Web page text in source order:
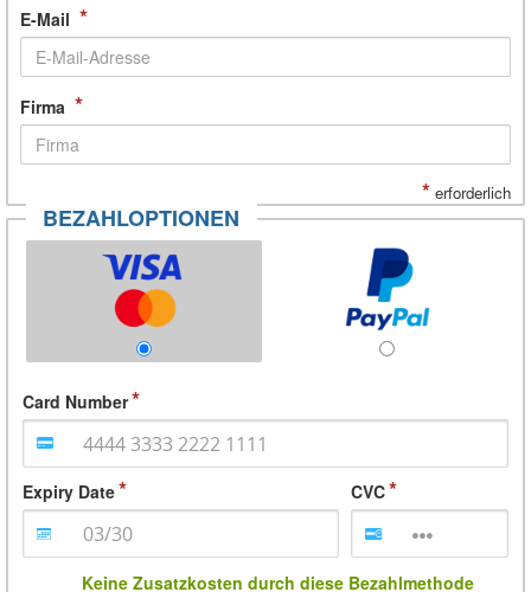
E-Mail *
Firma *
* erforderlich
BEZAHLOPTIONEN
Card Number
Expiry Date CVC
Keine Zusatzkosten durch diese Bezahlmethode